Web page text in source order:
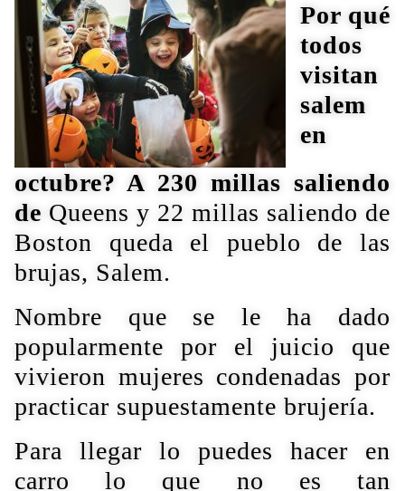
Por qué
todos
visitan
salem
en
octubre? A 230 millas saliendo
de Queens y 22 millas saliendo de
Boston queda el pueblo de las
brujas, Salem.
Nombre que se le ha dado
popularmente por el juicio que
vivieron mujeres condenadas por
practicar supuestamente brujería.
Para llegar lo puedes hacer en
carro lo que no es tan